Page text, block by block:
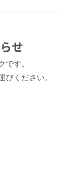
せ
す。
ください。